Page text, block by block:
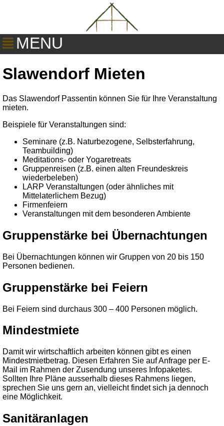
MENU
Slawendorf Mieten
Das Slawendorf Passentin können Sie für Ihre Veranstaltung
mieten.
Beispiele für Veranstaltungen sind:
Seminare (z.B. Naturbezogene, Selbsterfahrung,
Teambuilding)
Meditations- oder Yogaretreats
Gruppenreisen (z.B. einen alten Freundeskreis
wiederbeleben)
LARP Veranstaltungen (oder ähnliches mit
Mittelaterlichem Bezug)
Firmenfeiern
Veranstaltungen mit dem besonderen Ambiente
Gruppenstärke bei Übernachtungen
Bei Übernachtungen können wir Gruppen von 20 bis 150
Personen bedienen.
Gruppenstärke bei Feiern
Bei Feiern sind durchaus 300 – 400 Personen möglich.
Mindestmiete
Damit wir wirtschaftlich arbeiten können gibt es einen
Mindestmietbetrag. Diesen Erfahren Sie auf Anfrage per E-
Mail im Rahmen der Zusendung unseres Infopaketes.
Sollten Ihre Pläne ausserhalb dieses Rahmens liegen,
sprechen Sie uns gern an, vielleicht findet sich ja dennoch
eine Möglichkeit.
Sanitäranlagen